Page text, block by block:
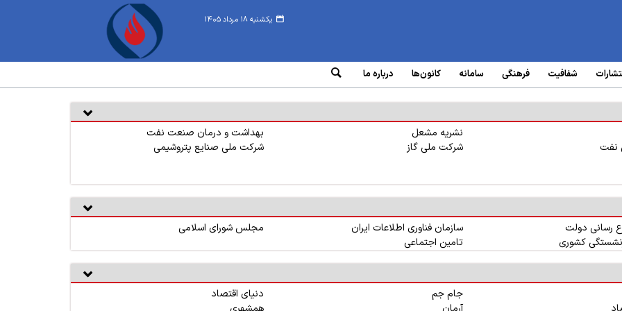
یکشنبه ۱۸ مرداد ۱۴۰۵
شفافیت فرهنگی سامانه‌ کانون‌ها درباره ما
نشریه مشعل
بهداشت و درمان صنعت نفت
نفت
شرکت ملی گاز شرکت ملی صنایع پتروشیمی
رسانی دولت سازمان فناوری اطلاعات ایران
مجلس شورای اسلامی
کشوری
تامین اجتماعی
جام جم
دنیای اقتصاد